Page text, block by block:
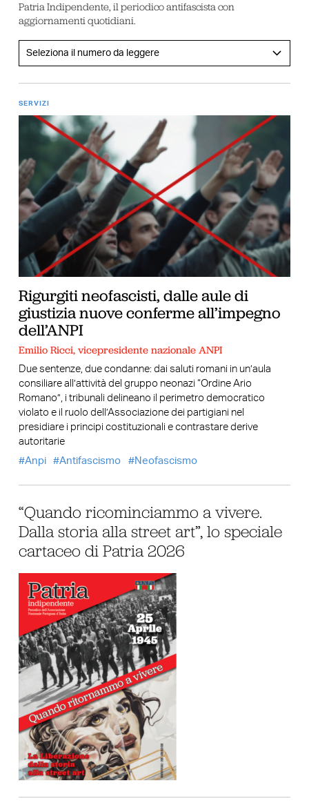
Patria Indipendente, il periodico antifascista con
aggiornamenti quotidiani.
SERVIZI
Rigurgiti neofascisti, dalle aule di
giustizia nuove conferme all’impegno
dell’ANPI
Emilio Ricci, vicepresidente nazionale ANPI
Due sentenze, due condanne: dai saluti romani in un’aula
consiliare all’attività del gruppo neonazi “Ordine Ario
Romano”, i tribunali delineano il perimetro democratico
violato e il ruolo dell’Associazione dei partigiani nel
presidiare i principi costituzionali e contrastare derive
autoritarie
Anpi
Antifascismo Neofascismo
“Quando ricominciammo a vivere.
Dalla storia alla street art”, lo speciale
cartaceo di Patria 2026